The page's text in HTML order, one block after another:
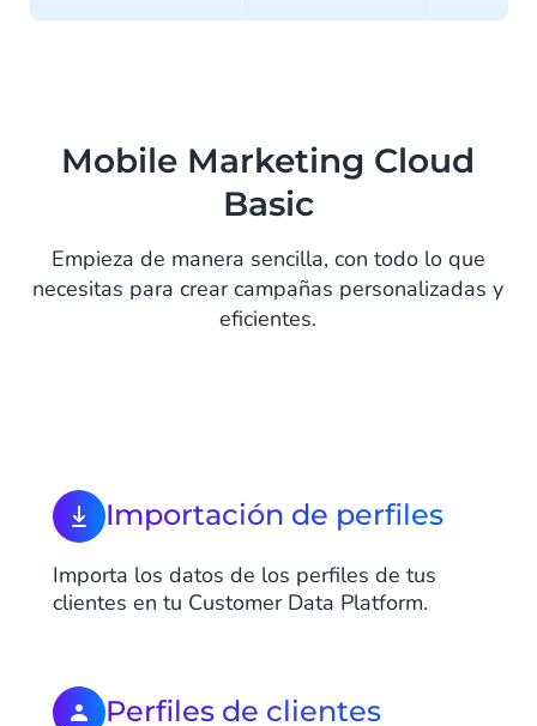
Mobile Marketing Cloud
Basic
Empieza de manera sencilla, con todo lo que
necesitas para crear campañas personalizadas y
eficientes.
Importación de perfiles
Importa los datos de los perfiles de tus
clientes en tu Customer Data Platform.
Perfiles de clientes